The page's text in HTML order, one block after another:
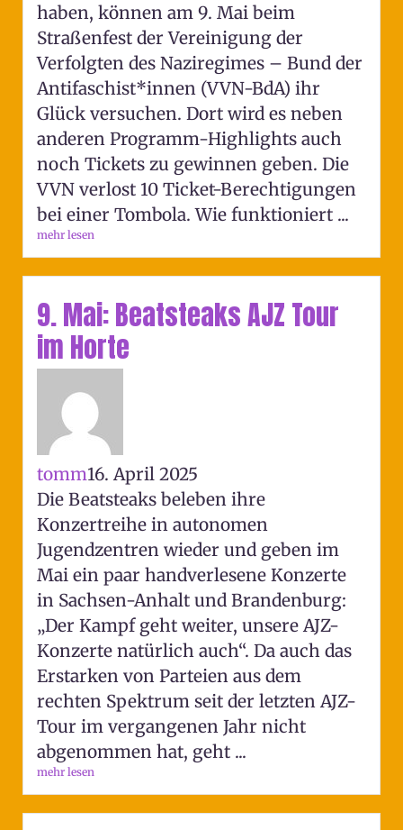
haben, können am 9. Mai beim
Straßenfest der Vereinigung der
Verfolgten des Naziregimes – Bund der
Antifaschist*innen (VVN-BdA) ihr
Glück versuchen. Dort wird es neben
anderen Programm-Highlights auch
noch Tickets zu gewinnen geben. Die
VVN verlost 10 Ticket-Berechtigungen
bei einer Tombola. Wie funktioniert ...
mehr lesen
9. Mai: Beatsteaks AJZ Tour
im Horte
tomm16. April 2025
Die Beatsteaks beleben ihre
Konzertreihe in autonomen
Jugendzentren wieder und geben im
Mai ein paar handverlesene Konzerte
in Sachsen-Anhalt und Brandenburg:
„Der Kampf geht weiter, unsere AJZ-
Konzerte natürlich auch“. Da auch das
Erstarken von Parteien aus dem
rechten Spektrum seit der letzten AJZ-
Tour im vergangenen Jahr nicht
abgenommen hat, geht ...
mehr lesen